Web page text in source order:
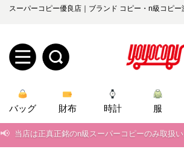
スーパーコピー優良店｜ブランド コピー・n級コピ
規
ユ
ロ
グ
バッグ 財布 時計 服
📢 当店は正真正銘のn級スーパーコピーのみ取扱
📢 2026春の新作続々更新中！期間中のご注文で